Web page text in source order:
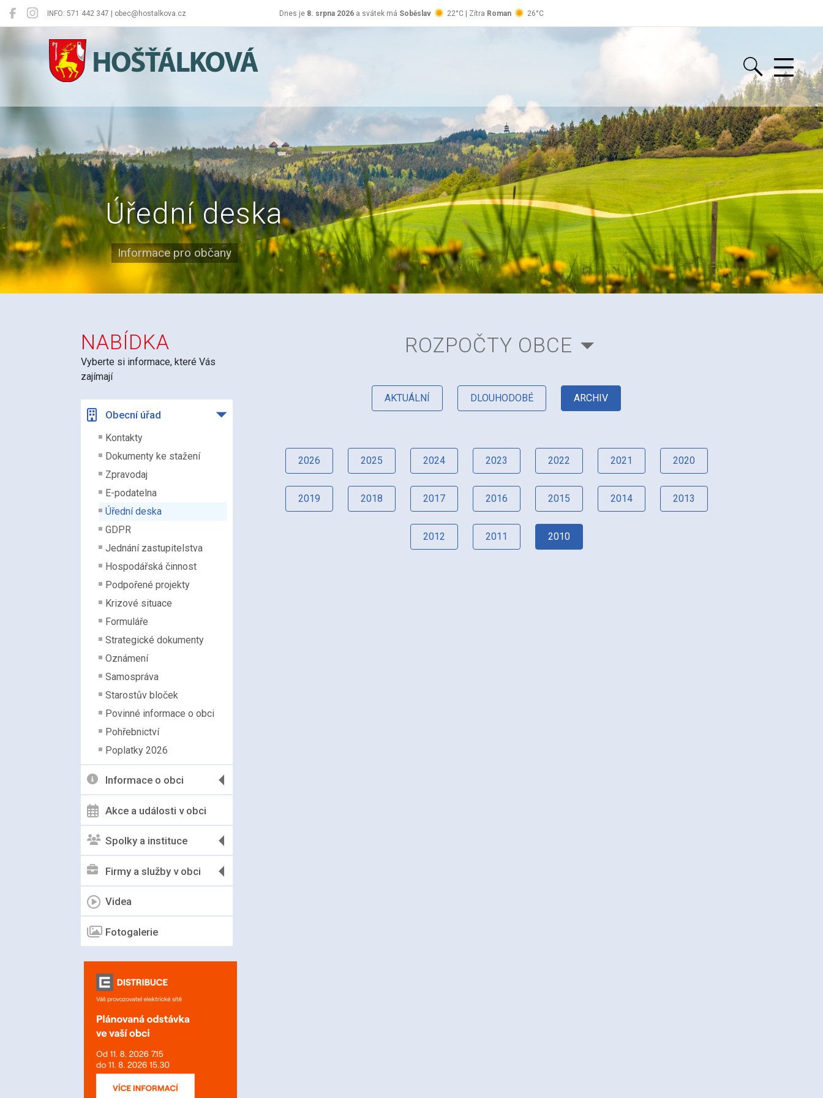
INFO: 571 442 347 | obec@hostalkova.cz Dnes je 8. srpna 2026 a svátek má Soběslav 22°C | Zítra Roman 26°C
Hošťálková
Úřední deska
Informace pro občany
NABÍDKA
Vyberte si informace, které Vás
zajímají
Obecní úřad
Kontakty
Dokumenty ke stažení
Zpravodaj
E-podatelna
Úřední deska
GDPR
Jednání zastupitelstva
Hospodářská činnost
Podpořené projekty
Krizové situace
Formuláře
Strategické dokumenty
Oznámení
Samospráva
Starostův bloček
Povinné informace o obci
Pohřebnictví
Poplatky 2026
Informace o obci
Akce a události v obci
Spolky a instituce
Firmy a služby v obci
Videa
Fotogalerie
ROZPOČTY OBCE
AKTUÁLNÍ DLOUHODOBÉ ARCHIV
2026 2025 2024 2023 2022 2021 2020
2019 2018 2017 2016 2015 2014 2013
2012 2011 2010